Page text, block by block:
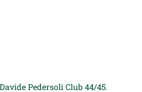
Pedersoli Club 44/45.